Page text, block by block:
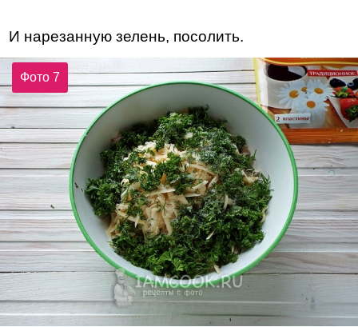
И нарезанную зелень, посолить.
Фото 7